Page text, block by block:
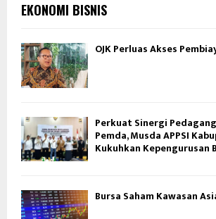
EKONOMI BISNIS
OJK Perluas Akses
Perkuat Sinergi
Pemda, Musda APPSI
Kukuhkan Kepengurusan
Bursa Saham Kawasan